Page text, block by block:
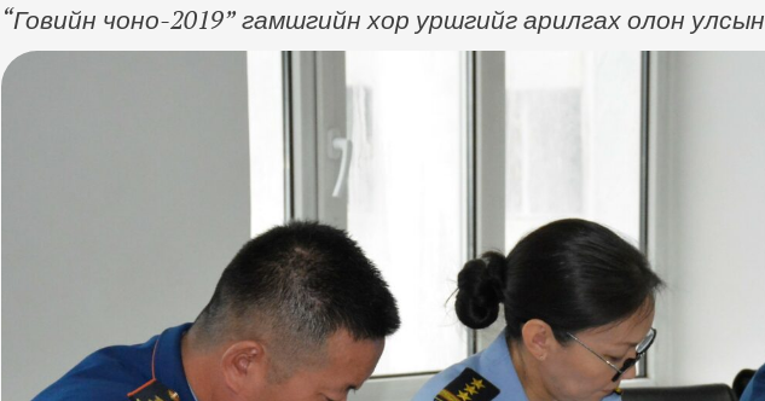
“Говийн чоно-2019” гамшгийн хор уршгийг арилгах олон
зохион байгуулах гэж байна. “Говийн чоно-2019” гамшгийн
сургалт, дадлага сургууль ирэх 09 дүгээр сарын 09-21-ний
Сайншанд хотод зохион байгуулагдах ба бэлтгэлийг